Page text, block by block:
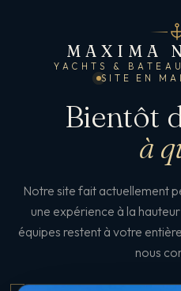
MAXIMA
YACHTS &
SITE EN
Bientôt
à
Notre site fait actuellement
une expérience à la
équipes restent à votre
nous